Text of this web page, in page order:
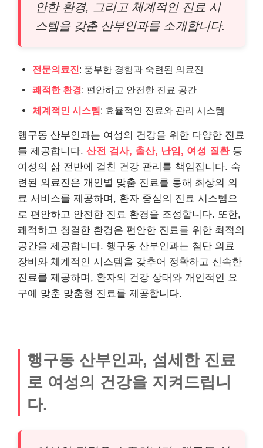
안한 환경, 그리고 체계적인 진료 시
스템을 갖춘 산부인과를 소개합니다.
전문의료진: 풍부한 경험과 숙련된 의료진
쾌적한 환경: 편안하고 안전한 진료 공간
체계적인 시스템: 효율적인 진료와 관리 시스템
행구동 산부인과는 여성의 건강을 위한 다양한 진료
를 제공합니다. 산전 검사, 출산, 난임, 여성 질환등
여성의 삶 전반에 걸친 건강 관리를 책임집니다. 숙
련된 의료진은 개인별 맞춤 진료를 통해 최상의 의
료 서비스를 제공하며, 환자 중심의 진료 시스템으
로 편안하고 안전한 진료 환경을 조성합니다. 또한,
쾌적하고 청결한 환경은 편안한 진료를 위한 최적의
공간을 제공합니다. 행구동 산부인과는 첨단 의료
장비와 체계적인 시스템을 갖추어 정확하고 신속한
진료를 제공하며, 환자의 건강 상태와 개인적인 요
구에 맞춘 맞춤형 진료를 제공합니다.
행구동 산부인과, 섬세한 진료
로 여성의 건강을 지켜드립니
다.